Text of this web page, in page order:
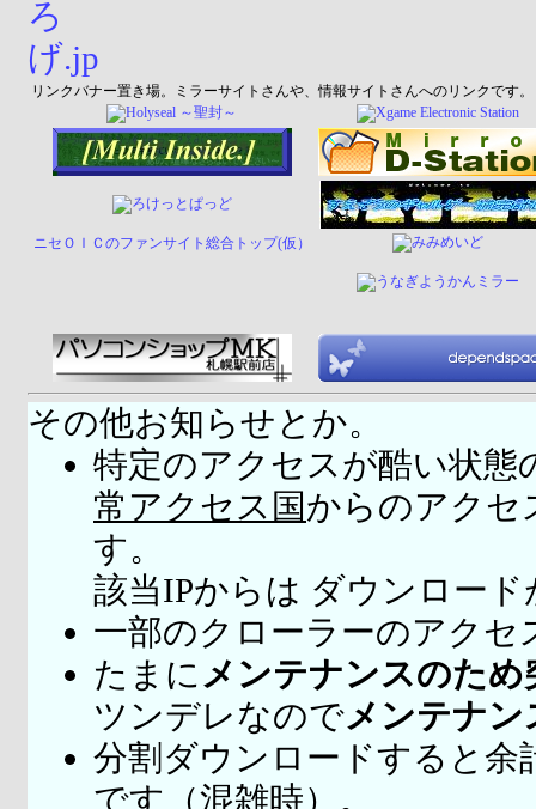
リンクバナー置き場。ミラーサイトさんや、情報サイトさんへのリンクです。
ニセＯＩＣのファンサイト総合トップ(仮）
その他お知らせとか。
特定のアクセスが酷い状態
常アクセス国からのアクセ
す。
該当IPからは ダウンロー
一部のクローラーのアクセ
たまに メンテナンスのため
ツンデレなのでメンテナ
分割ダウンロードすると余
です（混雑時）。